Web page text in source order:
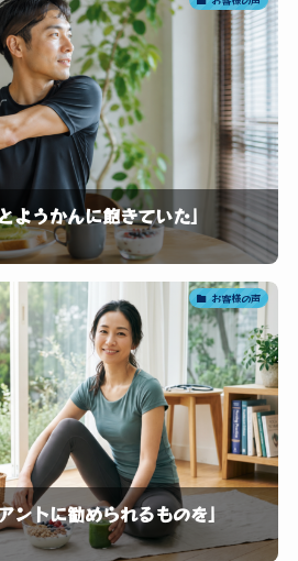
ようかんに飽きていた」
お客様の声
ントに勧められるものを」